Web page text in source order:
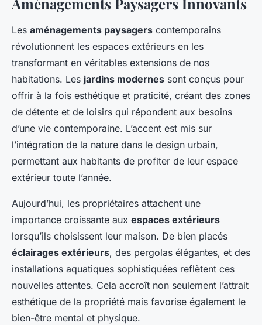
Les aménagements paysagers contemporains
révolutionnent les espaces extérieurs en les
transformant en véritables extensions de nos
habitations. Les jardins modernes sont conçus pour
offrir à la fois esthétique et praticité, créant des zones
de détente et de loisirs qui répondent aux besoins
d’une vie contemporaine. L’accent est mis sur
l’intégration de la nature dans le design urbain,
permettant aux habitants de profiter de leur espace
extérieur toute l’année.
Aujourd’hui, les propriétaires attachent une
importance croissante aux espaces extérieurs
lorsqu’ils choisissent leur maison. De bien placés
éclairages extérieurs, des pergolas élégantes, et des
installations aquatiques sophistiquées reflètent ces
nouvelles attentes. Cela accroît non seulement l’attrait
esthétique de la propriété mais favorise également le
bien-être mental et physique.